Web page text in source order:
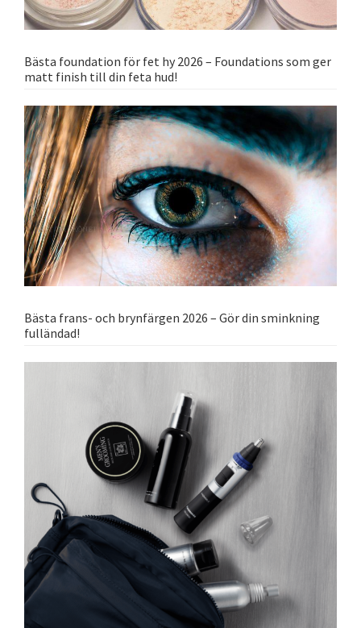
Bästa foundation för fet hy 2026 – Foundations som ger
matt finish till din feta hud!
Bästa frans- och brynfärgen 2026 – Gör din sminkning
fulländad!